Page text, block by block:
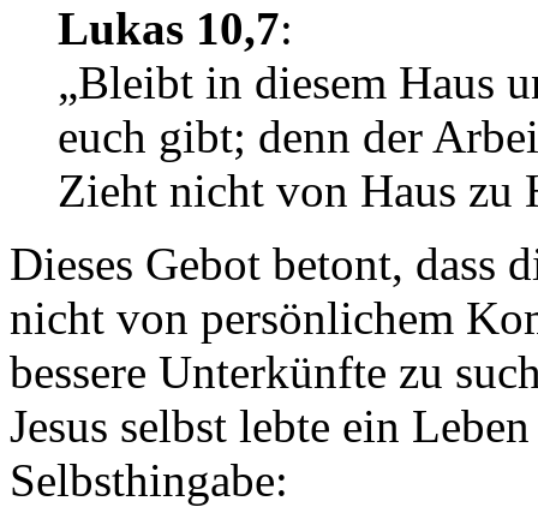
Lukas 10,7:
„Bleibt in diesem Haus
euch gibt; denn der
Zieht nicht von Haus zu
Dieses Gebot betont, dass
nicht von persönlichem
bessere Unterkünfte zu
Jesus selbst lebte ein
Selbsthingabe: